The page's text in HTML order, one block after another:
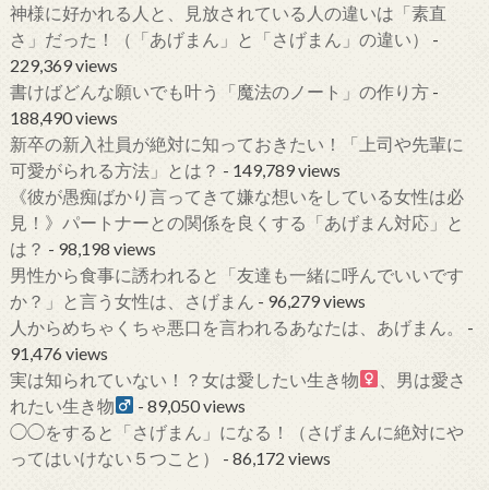
神様に好かれる人と、見放されている人の違いは「素直
さ」だった！（「あげまん」と「さげまん」の違い）
-
229,369 views
書けばどんな願いでも叶う「魔法のノート」の作り方-
188,490 views
新卒の新入社員が絶対に知っておきたい！「上司や先輩に
可愛がられる方法」とは？ - 149,789 views
《彼が愚痴ばかり言ってきて嫌な想いをしている女性は必
見！》パートナーとの関係を良くする「あげまん対応」と
は？ - 98,198 views
男性から食事に誘われると「友達も一緒に呼んでいいです
か？」と言う女性は、さげまん - 96,279 views
人からめちゃくちゃ悪口を言われるあなたは、あげまん。
-
91,476 views
実は知られていない！？女は愛したい生き物
、男は愛さ
れたい生き物
- 89,050 views
◯◯をすると「さげまん」になる！（さげまんに絶対にや
ってはいけない５つこと）
- 86,172 views